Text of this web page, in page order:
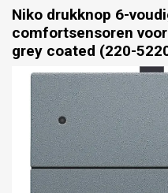
Niko drukknop 6-
comfortsensoren
grey coated (220-